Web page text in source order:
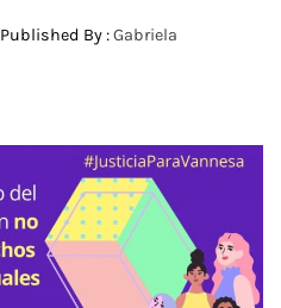
Published By :Gabriela